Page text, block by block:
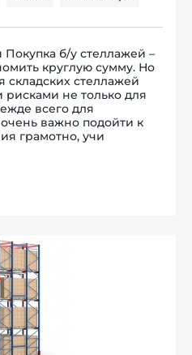
б/у стеллажей –
круглую сумму. Но
складских стеллажей
не только для
всего для
важно подойти к
грамотно, учи